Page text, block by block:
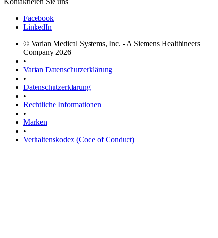
Kontaktieren Sie uns
Facebook
LinkedIn
© Varian Medical Systems, Inc. - A Siemens Healthineers
Company 2026
•
Varian Datenschutzerklärung
•
Datenschutzerklärung
•
Rechtliche Informationen
•
Marken
•
Verhaltenskodex (Code of Conduct)